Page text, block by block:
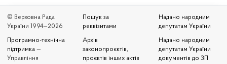
© Верховна Рада
України 1994—2026
Програмно-технічна
підтримка —
Управління
Пошук за
реквізитами
Архів
законопроєктів,
проєктів інших актів
Надано народним
депутатам України
Надано народним
депутатам України
документів до ЗП